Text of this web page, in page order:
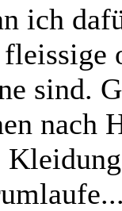
ich
sind.
nach